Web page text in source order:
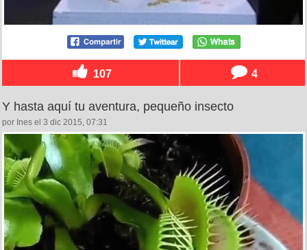
107 4
Y hasta aquí tu aventura, pequeño insecto
por Ines el 3 dic 2015, 07:31